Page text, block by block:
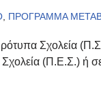
ΠΡΟΓΡΑΜΜΑ
Σχολεία
(Π.Ε.Σ.) ή σε